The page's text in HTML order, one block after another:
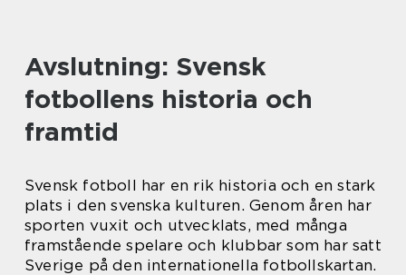
Avslutning: Svensk
fotbollens historia och
framtid
Svensk fotboll har en rik historia och en stark
plats i den svenska kulturen. Genom åren har
sporten vuxit och utvecklats, med många
framstående spelare och klubbar som har satt
Sverige på den internationella fotbollskartan.